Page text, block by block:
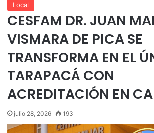
Local
CESFAM DR. JUAN
VISMARA DE PICA SE
TRANSFORMA EN EL
TARAPACÁ CON
ACREDITACIÓN EN
julio 28, 2026 193